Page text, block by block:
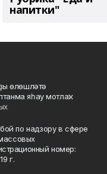
напитки"
өлөшләтә
яһау мотлаҡ.
по надзору в сфере
номер:
г.